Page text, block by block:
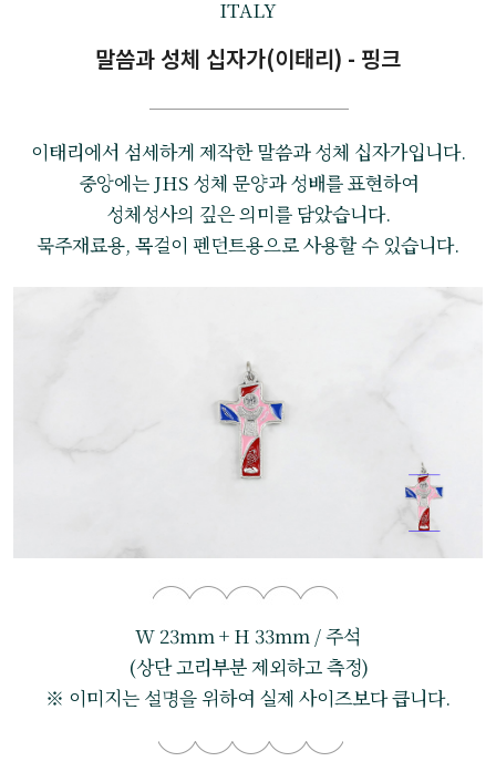
ITALY
말씀과 성체 십자가(이태리) - 핑크
이태리에서 섬세하게 제작한 말씀과 성체 십자가입니다.
중앙에는 JHS 성체 문양과 성배를 표현하여
성체성사의 깊은 의미를 담았습니다.
묵주재료용, 목걸이 펜던트용으로 사용할 수 있습니다.
W 23mm + H 33mm / 주석
(상단 고리부분 제외하고 측정)
※ 이미지는 설명을 위하여 실제 사이즈보다 큽니다.